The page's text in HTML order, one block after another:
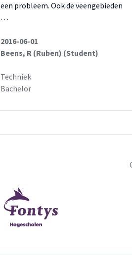
een probleem. Ook de veengebieden
…
2016-06-01
Beens, R (Ruben) (Student)
Techniek
Bachelor